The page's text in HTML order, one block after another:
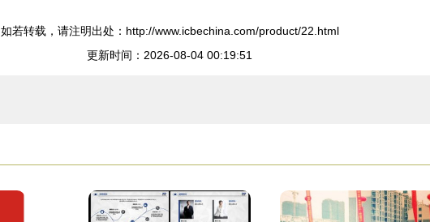
如若转载，请注明出处：http://www.icbechina.com/product/22.html
更新时间：2026-08-04 00:19:51